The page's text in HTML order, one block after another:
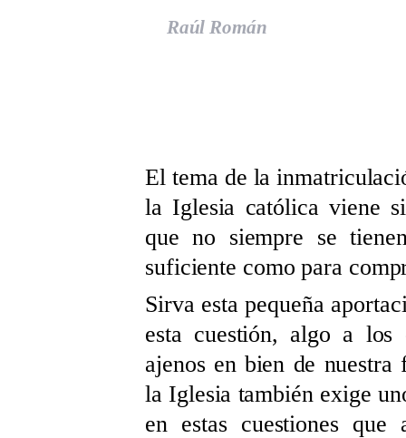
Raúl Román
El tema de la
la Iglesia católica viene
que no siempre se
suficiente como para
Sirva esta pequeña
esta cuestión, algo a los
ajenos en bien de
la Iglesia también exige
en estas cuestiones que